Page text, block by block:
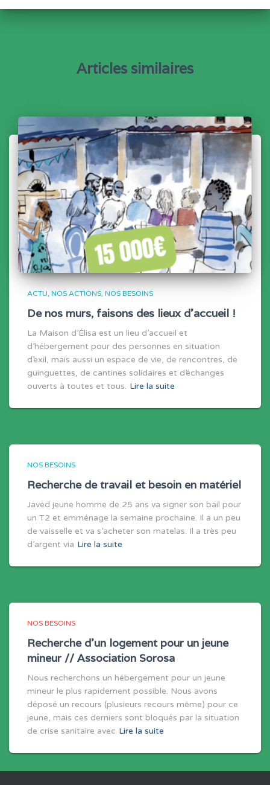
Articles similaires
ACTU NOS ACTIONS NOS BESOINS
De nos murs, faisons des lieux d’accueil !
La Maison d’Élisa est un lieu d’accueil et
d’hébergement pour des personnes en situation
d’exil, mais aussi un espace de vie, de rencontres, de
guinguettes, de cantines solidaires et d’échanges
ouverts à toutes et tous. Lire la suite
NOS BESOINS
Recherche de travail et besoin en matériel
Javed jeune homme de 25 ans va signer son bail pour
un T2 et emménage la semaine prochaine. Il a un peu
de vaisselle et va s’acheter son matelas. Il a très peu
d’argent via Lire la suite
NOS BESOINS
Recherche d’un logement pour un jeune
mineur // Association Sorosa
Nous recherchons un hébergement pour un jeune
mineur le plus rapidement possible. Nous avons
déposé un recours (plusieurs recours même) pour ce
jeune, mais ces derniers sont bloqués par la situation
de crise sanitaire avec Lire la suite